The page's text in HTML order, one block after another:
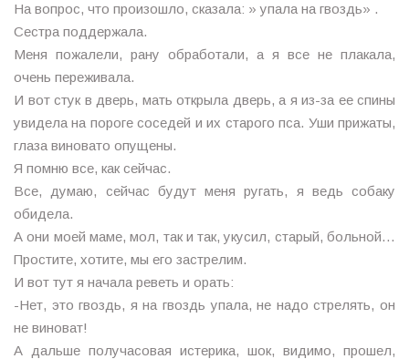
На вопрос, что произошло, сказала: » упала на гвоздь» .
Сестра поддержала.
Меня пожалели, рану обработали, а я все не плакала,
очень переживала.
И вот стук в дверь, мать открыла дверь, а я из-за ее спины
увидела на пороге соседей и их старого пса. Уши прижаты,
глаза виновато опущены.
Я помню все, как сейчас.
Все, думаю, сейчас будут меня ругать, я ведь собаку
обидела.
А они моей маме, мол, так и так, укусил, старый, больной…
Простите, хотите, мы его застрелим.
И вот тут я начала реветь и орать:
-Нет, это гвоздь, я на гвоздь упала, не надо стрелять, он
не виноват!
А дальше получасовая истерика, шок, видимо, прошел,